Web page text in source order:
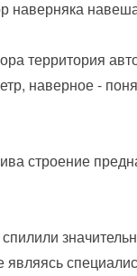
наверняка
территория
наверное -
строение